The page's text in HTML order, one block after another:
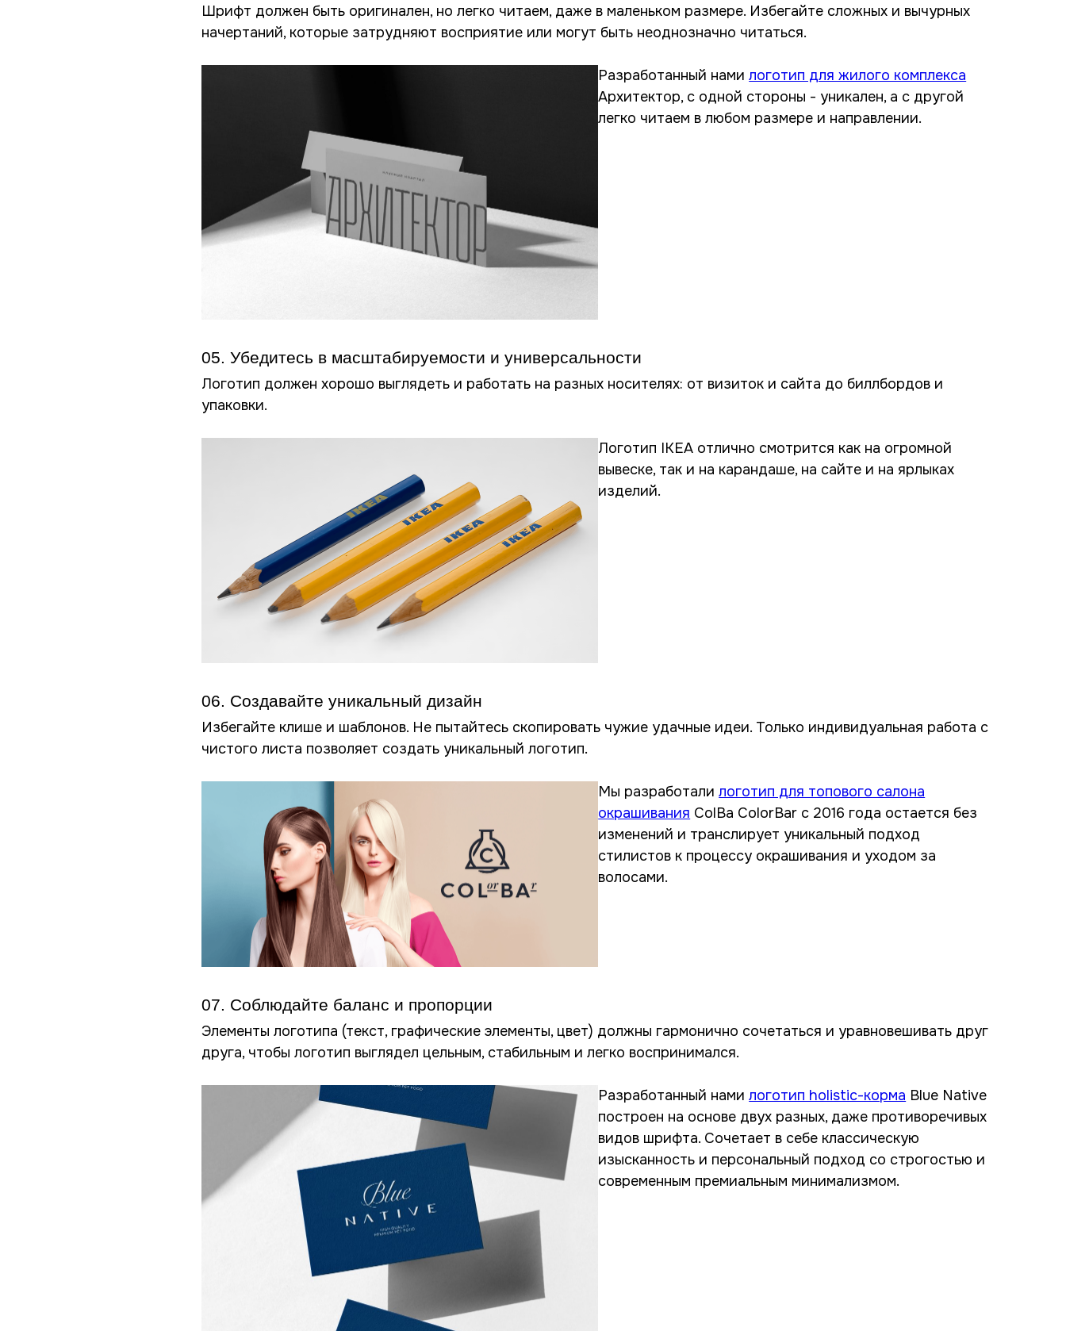
Шрифт должен быть оригинален, но легко читаем, даже в маленьком размере. Избегайте сложных и вычурных
начертаний, которые затрудняют восприятие или могут быть неоднозначно читаться.
Разработанный намилоготип для жилого комплекса
Архитектор, с одной стороны - уникален, а с другой
легко читаем в любом размере и направлении.
05. Убедитесь в масштабируемости и универсальности
Логотип должен хорошо выглядеть и работать на разных носителях: от визиток и сайта до биллбордов и
упаковки.
Логотип IKEA отлично смотрится как на огромной
вывеске, так и на карандаше, на сайте и на ярлыках
изделий.
06. Создавайте уникальный дизайн
Избегайте клише и шаблонов. Не пытайтесь скопировать чужие удачные идеи. Только индивидуальная работа с
чистого листа позволяет создать уникальный логотип.
Мы разработалилоготип для топового салона
окрашивания ColBa ColorBar с 2016 года остается без
изменений и транслирует уникальный подход
стилистов к процессу окрашивания и уходом за
волосами.
07. Соблюдайте баланс и пропорции
Элементы логотипа (текст, графические элементы, цвет) должны гармонично сочетаться и уравновешивать друг
друга, чтобы логотип выглядел цельным, стабильным и легко воспринимался.
Разработанный намилоготип holistic-корма Blue Native
построен на основе двух разных, даже противоречивых
видов шрифта. Сочетает в себе классическую
изысканность и персональный подход со строгостью и
современным премиальным минимализмом.